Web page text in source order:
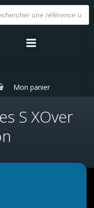
Mon panier
S XOver